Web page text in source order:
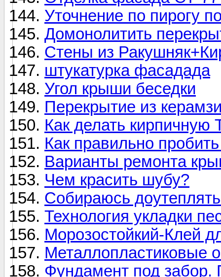
Уточнение по пирогу
Домонолитить
Стены из
штукатурка фасадада
Угол крыши беседки
Перекрытие из
Как делать кирпичную
Как правильно
Варианты ремонта
Чем красить шубу?
Собираюсь
Технология укладки
Морозостойкий-Клей
Металлопластиковые
Фундамент под забор.